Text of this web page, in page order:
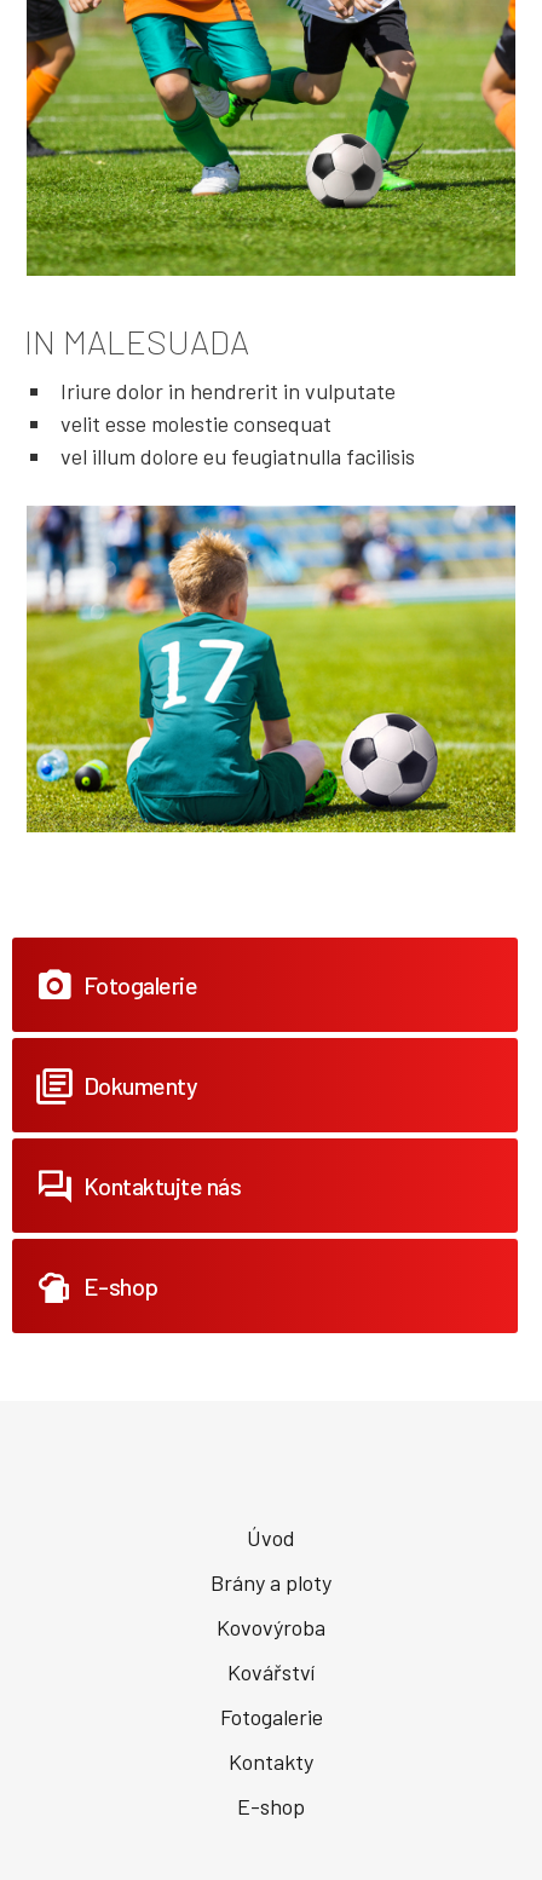
IN MALESUADA
Iriure dolor in hendrerit in vulputate
velit esse molestie consequat
vel illum dolore eu feugiatnulla facilisis
Fotogalerie
Dokumenty
Kontaktujte nás
E-shop
Úvod
Brány a ploty
Kovovýroba
Kovářství
Fotogalerie
Kontakty
E-shop